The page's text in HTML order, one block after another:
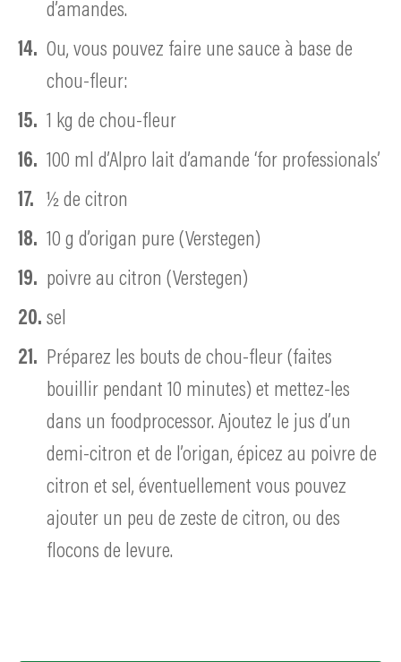
d’amandes.
Ou, vous pouvez faire une sauce à base de
chou-fleur:
1 kg de chou-fleur
100 ml d’Alpro lait d’amande ‘for professionals’
½ de citron
10 g d’origan pure (Verstegen)
poivre au citron (Verstegen)
sel
Préparez les bouts de chou-fleur (faites
bouillir pendant 10 minutes) et mettez-les
dans un foodprocessor. Ajoutez le jus d’un
demi-citron et de l’origan, épicez au poivre de
citron et sel, éventuellement vous pouvez
ajouter un peu de zeste de citron, ou des
flocons de levure.